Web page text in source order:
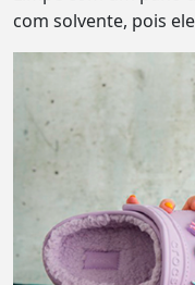
com solvente, pois